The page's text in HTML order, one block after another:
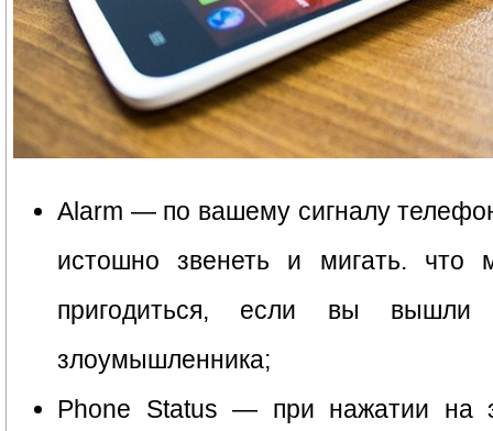
Alarm — по вашему сигналу
истошно звенеть и мигать. что
пригодиться, если вы
злоумышленника;
Phone Status — при нажатии на